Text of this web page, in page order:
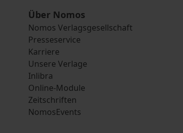
Über Nomos
Nomos Verlagsgesellschaft
Presseservice
Karriere
Unsere Verlage
Inlibra
Online-Module
Zeitschriften
NomosEvents